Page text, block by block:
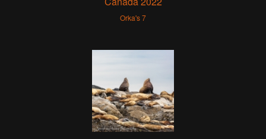
Orka's 7